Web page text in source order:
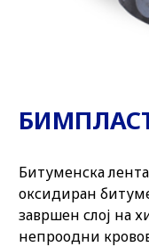
Битуменска
оксидиран
завршен слој на
непроодни